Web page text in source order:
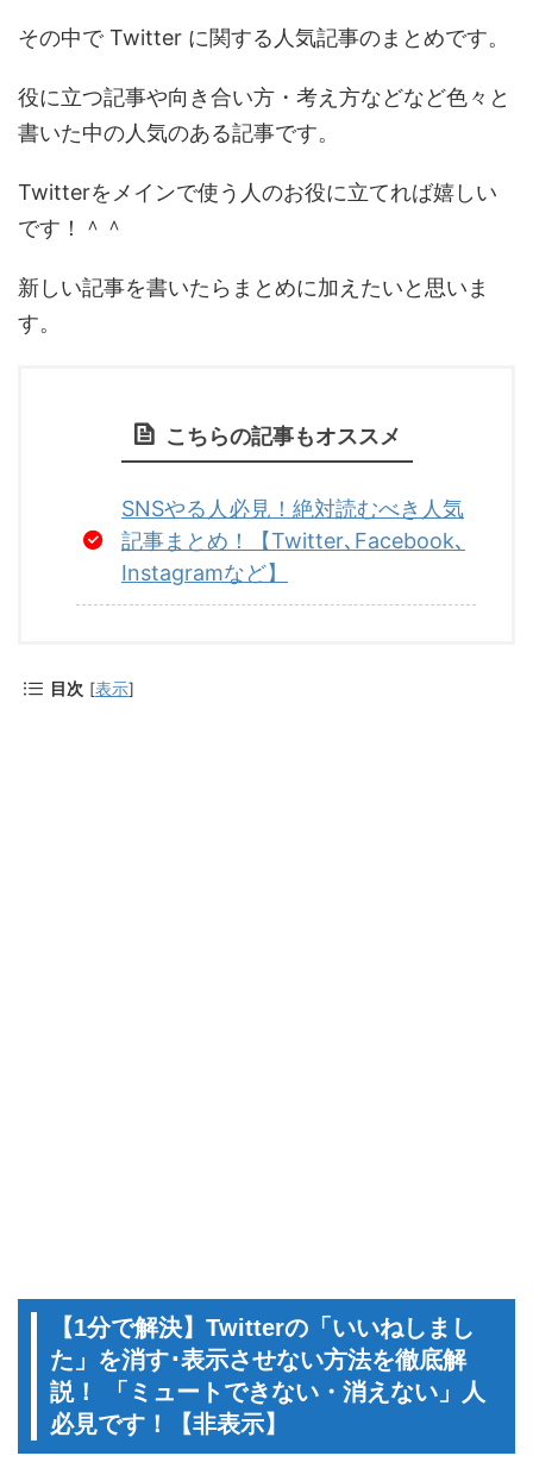
その中で Twitter に関する人気記事のまとめです。
役に立つ記事や向き合い方・考え方などなど色々と
書いた中の人気のある記事です。
Twitterをメインで使う人のお役に立てれば嬉しい
です！＾＾
新しい記事を書いたらまとめに加えたいと思いま
す。
こちらの記事もオススメ
SNSやる人必見！絶対読むべき人気
記事まとめ！【Twitter､Facebook､
Instagramなど】
目次 [表示]
【1分で解決】Twitterの「いいねしまし
た」を消す･表示させない方法を徹底解
説！ 「ミュートできない・消えない」人
必見です！【非表示】